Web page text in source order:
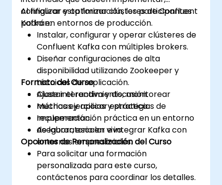
configurar y optimizar clústeres de Confluent
Kafka en entornos de producción.
Al finalizar esta formación, los participantes
podrán:
Instalar, configurar y operar clústeres de
Confluent Kafka con múltiples brokers.
Diseñar configuraciones de alta
disponibilidad utilizando Zookeeper y
técnicas de replicación.
Ajustar el rendimiento, monitorear
métricas y aplicar estrategias de
recuperación.
Asegurar, escalar e integrar Kafka con
entornos empresariales.
Formato del Curso
Clase interactiva y discusión.
Muchas ejercicios y práctica.
Implementación práctica en un entorno
de laboratorio en vivo.
Opciones de Personalización del Curso
Para solicitar una formación
personalizada para este curso,
contáctenos para coordinar los detalles.